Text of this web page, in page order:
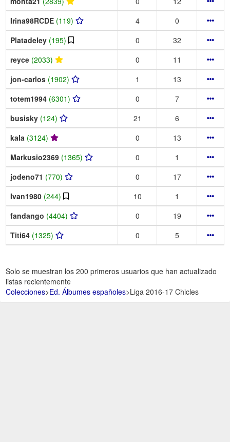
Irina98RCDE (119) 4
0
Platadeley (195) 0
32
reyce (2033) 0
11
jon-carlos (1902) 1
13
totem1994 (6301) 0
7
busisky (124) 21
6
kala (3124) 0
13
Markusio2369 (1365) 0
1
jodeno71 (770) 0
17
Ivan1980 (244) 10
1
fandango (4404) 0
19
Titi64 (1325) 0 5
Solo se muestran los 200 primeros usuarios que han actualizado
listas recientemente
Colecciones>Ed. Álbumes españoles>Liga 2016-17 Chicles